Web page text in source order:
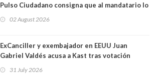
Pulso Ciudadano consigna que al mandatario lo
sacó en primera vuelta. Rechazo es de 58.9% y
64.8%
02 August 2026
ExCanciller y exembajador en EEUU Juan
Gabriel Valdés acusa a Kast tras votación
"Si hay una persona responsable es él"
31 July 2026